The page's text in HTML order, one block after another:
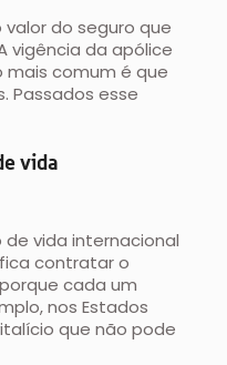
valor do seguro que
vigência da apólice
comum é que
Passados esse
vida
vida internacional
contratar o
cada um
nos Estados
que não pode